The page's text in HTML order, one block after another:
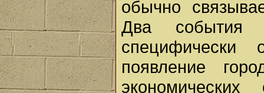
обычно
Два события
появление